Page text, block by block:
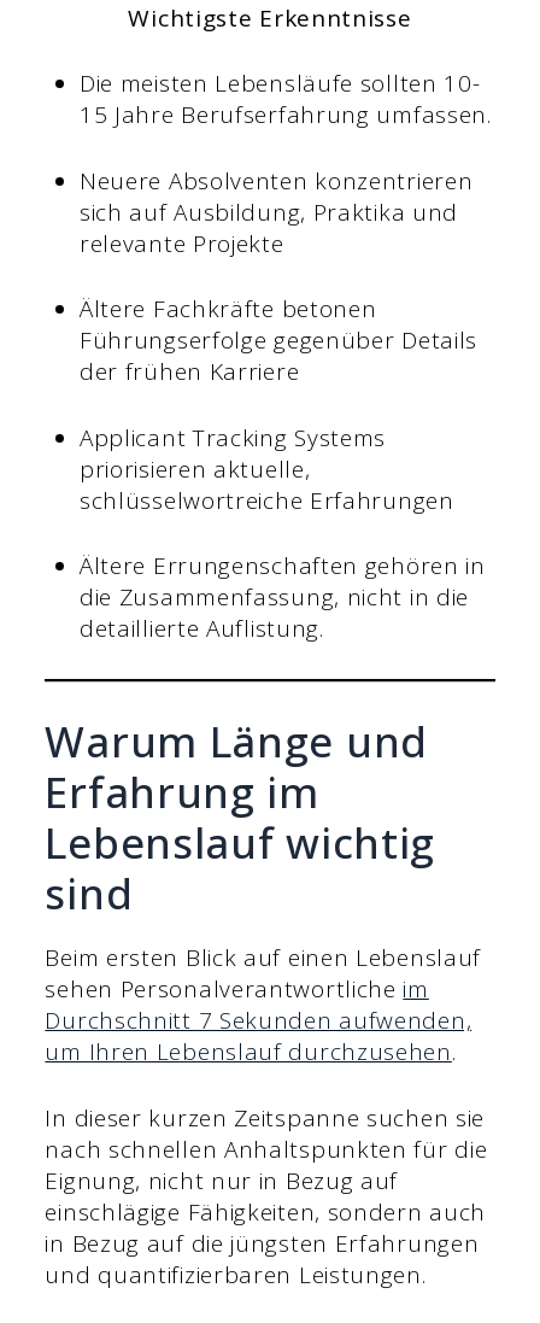
Wichtigste Erkenntnisse
Die meisten Lebensläufe sollten 10-
15 Jahre Berufserfahrung umfassen.
Neuere Absolventen konzentrieren
sich auf Ausbildung, Praktika und
relevante Projekte
Ältere Fachkräfte betonen
Führungserfolge gegenüber Details
der frühen Karriere
Applicant Tracking Systems
priorisieren aktuelle,
schlüsselwortreiche Erfahrungen
Ältere Errungenschaften gehören in
die Zusammenfassung, nicht in die
detaillierte Auflistung.
Warum Länge und
Erfahrung im
Lebenslauf wichtig
sind
Beim ersten Blick auf einen Lebenslauf
sehen Personalverantwortliche im
Durchschnitt 7 Sekunden aufwenden,
um Ihren Lebenslauf durchzusehen.
In dieser kurzen Zeitspanne suchen sie
nach schnellen Anhaltspunkten für die
Eignung, nicht nur in Bezug auf
einschlägige Fähigkeiten, sondern auch
in Bezug auf die jüngsten Erfahrungen
und quantifizierbaren Leistungen.